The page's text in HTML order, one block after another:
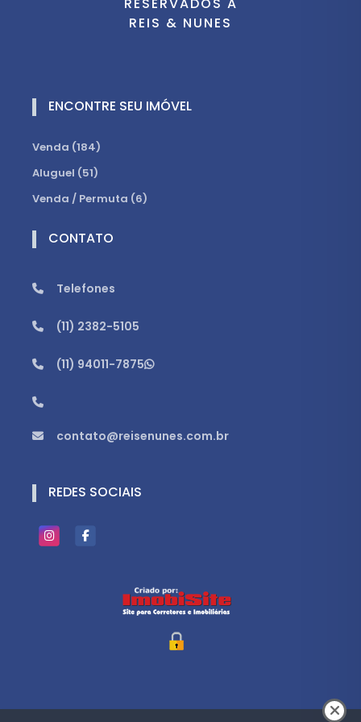
REIS & NUNES
ENCONTRE SEU IMÓVEL
Venda (184)
Aluguel (51)
Venda / Permuta (6)
CONTATO
Telefones
(11) 2382-5105
(11) 94011-7875
contato@reisenunes.com.br
REDES SOCIAIS